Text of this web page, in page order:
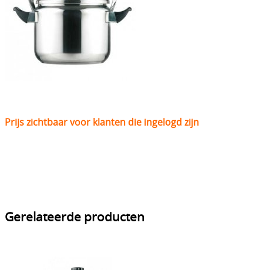
Kortingen en leveringen
Prijs zichtbaar voor klanten die ingelogd zijn
Gerelateerde producten